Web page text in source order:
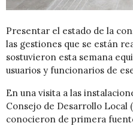
Presentar el estado de la
las gestiones que se están
sostuvieron esta semana
usuarios y funcionarios de
En una visita a las
Consejo de Desarrollo Local
conocieron de primera